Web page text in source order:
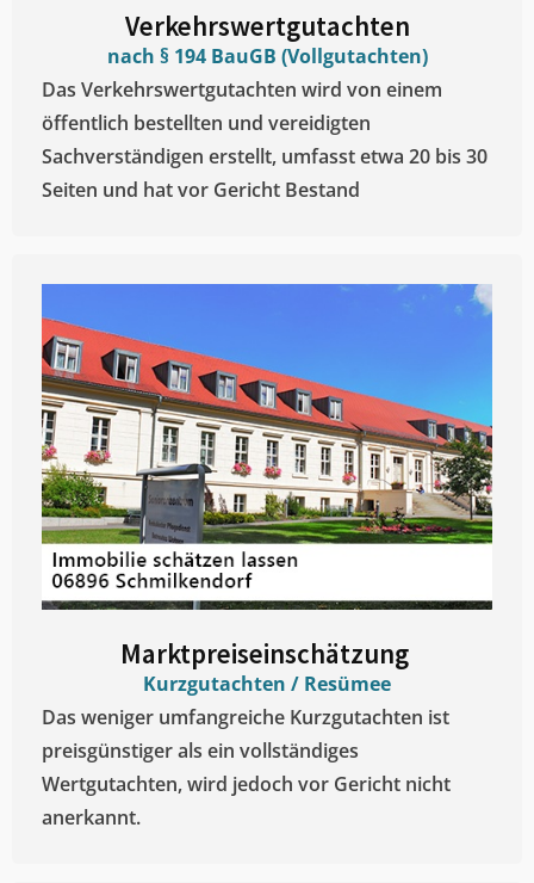
Verkehrswertgutachten
nach § 194 BauGB (Vollgutachten)
Das Verkehrswertgutachten wird von einem
öffentlich bestellten und vereidigten
Sachverständigen erstellt, umfasst etwa 20 bis 30
Seiten und hat vor Gericht Bestand
Marktpreiseinschätzung ​
Kurzgutachten / Resümee
Das weniger umfangreiche Kurzgutachten ist
preisgünstiger als ein vollständiges
Wertgutachten, wird jedoch vor Gericht nicht
anerkannt.